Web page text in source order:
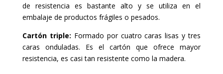
de resistencia es bastante alto y se utiliza en el
embalaje de productos frágiles o pesados.
Cartón triple: Formado por cuatro caras lisas y tres
caras onduladas. Es el cartón que ofrece mayor
resistencia, es casi tan resistente como la madera.